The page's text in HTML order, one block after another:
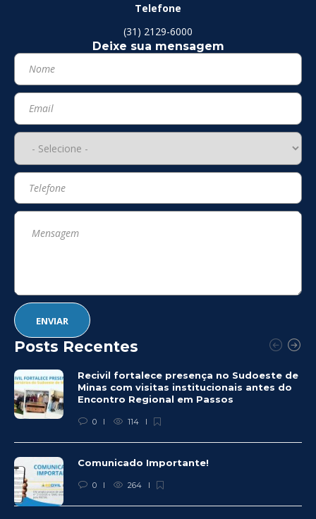
Telefone
(31) 2129-6000
Deixe sua mensagem
Posts Recentes
Recivil fortalece presença no Sudoeste de
Minas com visitas institucionais antes do
Encontro Regional em Passos
0 114
Comunicado Importante!
0 264